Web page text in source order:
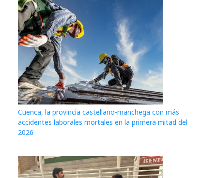
Cuenca, la provincia castellano-manchega con más
accidentes laborales mortales en la primera mitad del
2026